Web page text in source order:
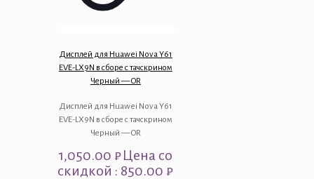
Дисплей для Huawei Nova Y61
EVE-LX9N в сборе с тачскрином
Черный — OR
Дисплей для Huawei Nova Y61
EVE-LX9N в сборе с тачскрином
Черный — OR
1,050.00₽Цена со
скидкой : 850.00 ₽